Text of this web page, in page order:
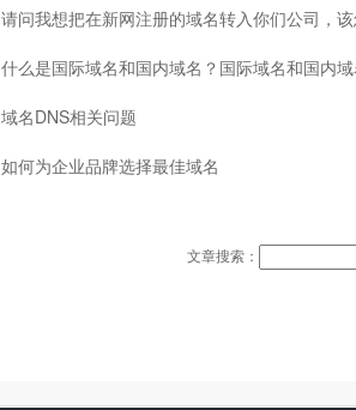
请问我想把在新网注册的域名转入你们公司，
什么是国际域名和国内域名？国际域名和国内
域名DNS相关问题
如何为企业品牌选择最佳域名
文章搜索：